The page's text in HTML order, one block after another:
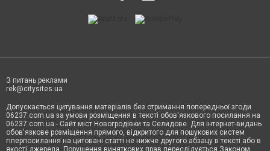
З питань реклами
rek@citysites.ua
Допускається цитування матеріалів без отримання попередньої згоди
06237.com.ua за умови розміщення в тексті обов'язкового посилання на
06237.com.ua - Сайт міст Новогродівки та Селидове. Для інтернет-видань
обов'язкове розміщення прямого, відкритого для пошукових систем
гіперпосилання на цитовані статті не нижче другого абзацу в тексті або в
якості джерела. Порушення виняткових прав переслідується Законом.